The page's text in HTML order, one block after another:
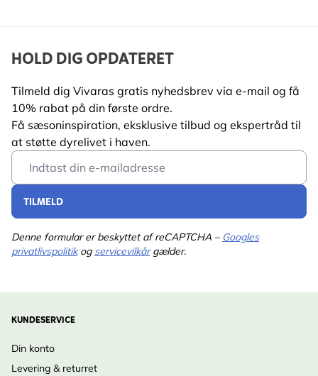
HOLD DIG OPDATERET
Tilmeld dig Vivaras gratis nyhedsbrev via e-mail og få
10% rabat på din første ordre.
Få sæsoninspiration, eksklusive tilbud og ekspertråd til
at støtte dyrelivet i haven.
Email Address
TILMELD
Denne formular er beskyttet af reCAPTCHA – Googles
privatlivspolitikog servicevilkårgælder.
KUNDESERVICE
Din konto
Levering & returret